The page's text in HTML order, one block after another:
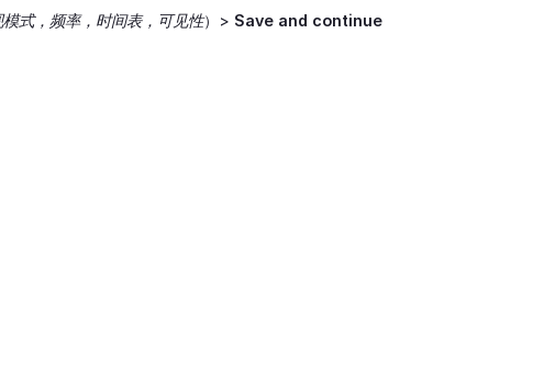
模式，频率，时间表，可见性）> Save and continue